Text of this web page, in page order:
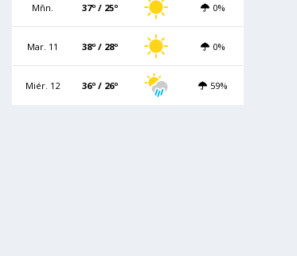
Mñn. 37º / 25º 0%
Mar. 11 38º / 28º 0%
Miér. 12 36º / 26º 59%